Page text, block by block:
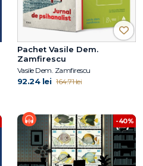
Pachet Vasile Dem.
Zamfirescu
Vasile Dem. Zamfirescu
92.24 lei 164.71 lei
-40%